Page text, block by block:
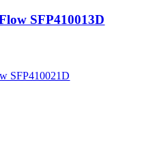
SFP410013D